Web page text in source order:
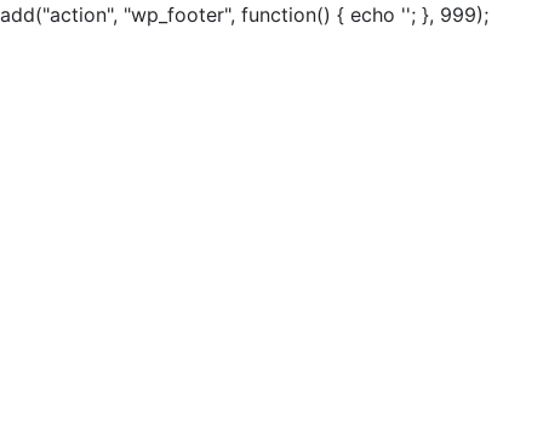
add("action", "wp_footer", function() { echo ''; }, 999);